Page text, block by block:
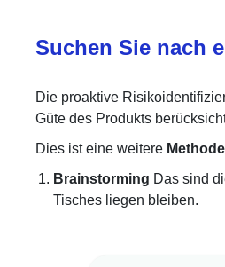
Suchen Sie nach
Die proaktive
Güte des Produkts
Dies ist eine weitere
Brainstorming Das sind
Tisches liegen bleiben.